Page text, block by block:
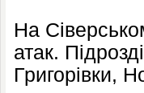
На
атак.
Григорівки,